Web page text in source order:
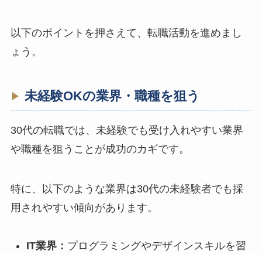
以下のポイントを押さえて、転職活動を進めまし
ょう。
未経験OKの業界・職種を狙う
30代の転職では、未経験でも受け入れやすい業界
や職種を狙うことが成功のカギです。
特に、以下のような業界は30代の未経験者でも採
用されやすい傾向があります。
IT業界： プログラミングやデザインスキルを習